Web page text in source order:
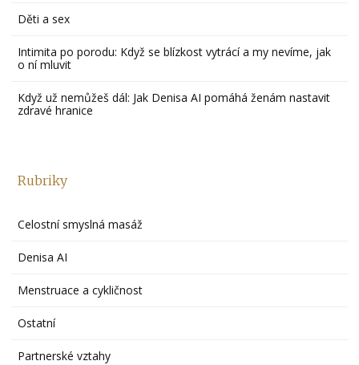
Děti a sex
Intimita po porodu: Když se blízkost vytrácí a my nevíme, jak
o ní mluvit
Když už nemůžeš dál: Jak Denisa AI pomáhá ženám nastavit
zdravé hranice
Rubriky
Celostní smyslná masáž
Denisa AI
Menstruace a cykličnost
Ostatní
Partnerské vztahy